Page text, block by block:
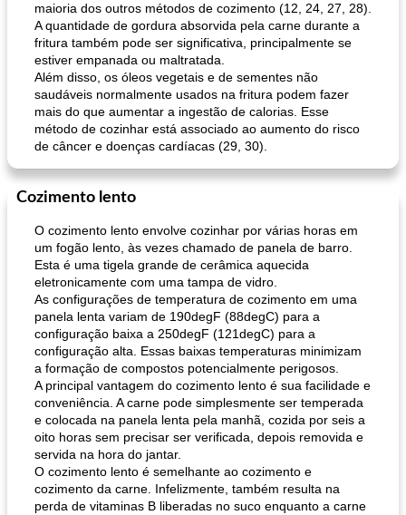
maioria dos outros métodos de cozimento (12, 24, 27, 28).
A quantidade de gordura absorvida pela carne durante a
fritura também pode ser significativa, principalmente se
estiver empanada ou maltratada.
Além disso, os óleos vegetais e de sementes não
saudáveis ​​normalmente usados ​​na fritura podem fazer
mais do que aumentar a ingestão de calorias. Esse
método de cozinhar está associado ao aumento do risco
de câncer e doenças cardíacas (29, 30).
Cozimento lento
O cozimento lento envolve cozinhar por várias horas em
um fogão lento, às vezes chamado de panela de barro.
Esta é uma tigela grande de cerâmica aquecida
eletronicamente com uma tampa de vidro.
As configurações de temperatura de cozimento em uma
panela lenta variam de 190degF (88degC) para a
configuração baixa a 250degF (121degC) para a
configuração alta. Essas baixas temperaturas minimizam
a formação de compostos potencialmente perigosos.
A principal vantagem do cozimento lento é sua facilidade e
conveniência. A carne pode simplesmente ser temperada
e colocada na panela lenta pela manhã, cozida por seis a
oito horas sem precisar ser verificada, depois removida e
servida na hora do jantar.
O cozimento lento é semelhante ao cozimento e
cozimento da carne. Infelizmente, também resulta na
perda de vitaminas B liberadas no suco enquanto a carne